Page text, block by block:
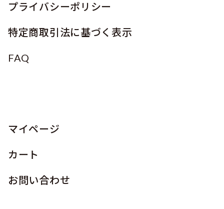
プライバシーポリシー
特定商取引法に基づく表示
FAQ
マイページ
カート
お問い合わせ